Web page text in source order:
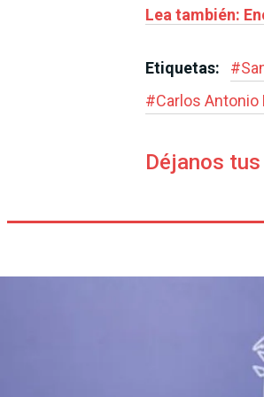
Lea también:
Etiquetas: #
#Carlos Antonio
Déjanos